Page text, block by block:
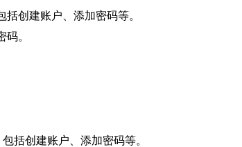
创建账户、添加密码等。
。
括创建账户、添加密码等。